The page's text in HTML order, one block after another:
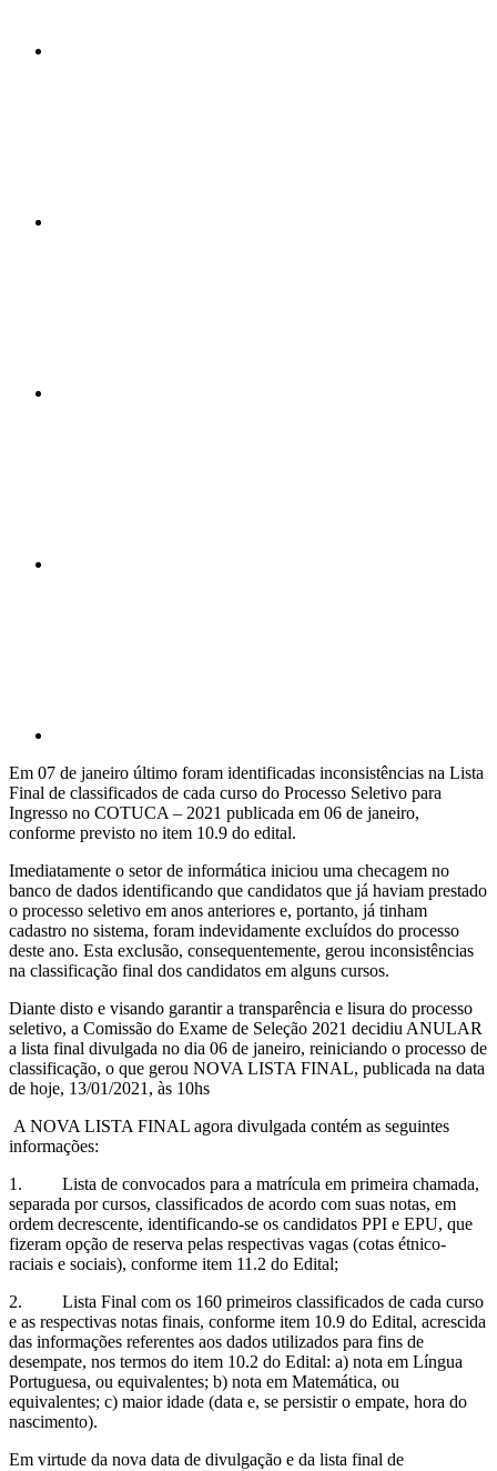
Em 07 de janeiro último foram identificadas inconsistências na Lista
Final de classificados de cada curso do Processo Seletivo para
Ingresso no COTUCA – 2021 publicada em 06 de janeiro,
conforme previsto no item 10.9 do edital.
Imediatamente o setor de informática iniciou uma checagem no
banco de dados identificando que candidatos que já haviam prestado
o processo seletivo em anos anteriores e, portanto, já tinham
cadastro no sistema, foram indevidamente excluídos do processo
deste ano. Esta exclusão, consequentemente, gerou inconsistências
na classificação final dos candidatos em alguns cursos.
Diante disto e visando garantir a transparência e lisura do processo
seletivo, a Comissão do Exame de Seleção 2021 decidiu ANULAR
a lista final divulgada no dia 06 de janeiro, reiniciando o processo de
classificação, o que gerou NOVA LISTA FINAL, publicada na data
de hoje, 13/01/2021, às 10hs
A NOVA LISTA FINAL agora divulgada contém as seguintes
informações:
1. Lista de convocados para a matrícula em primeira chamada,
separada por cursos, classificados de acordo com suas notas, em
ordem decrescente, identificando-se os candidatos PPI e EPU, que
fizeram opção de reserva pelas respectivas vagas (cotas étnico-
raciais e sociais), conforme item 11.2 do Edital;
2. Lista Final com os 160 primeiros classificados de cada curso
e as respectivas notas finais, conforme item 10.9 do Edital, acrescida
das informações referentes aos dados utilizados para fins de
desempate, nos termos do item 10.2 do Edital: a) nota em Língua
Portuguesa, ou equivalentes; b) nota em Matemática, ou
equivalentes; c) maior idade (data e, se persistir o empate, hora do
nascimento).
Em virtude da nova data de divulgação e da lista final de